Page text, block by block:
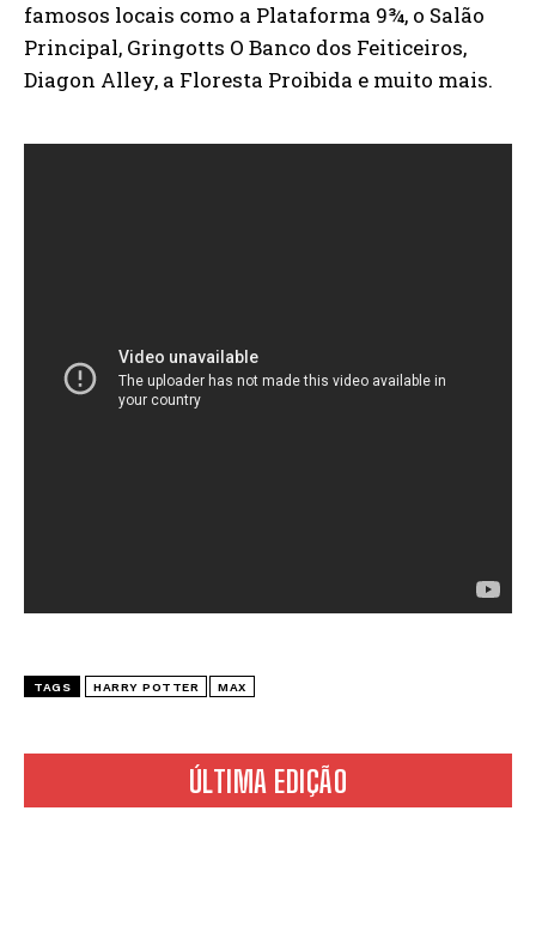
ÚLTIMA EDIÇÃO
famosos locais como a Plataforma 9¾, o Salão
Principal, Gringotts O Banco dos Feiticeiros,
Diagon Alley, a Floresta Proibida e muito mais.
TAGS HARRY POTTER MAX